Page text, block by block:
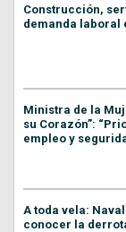
Construcción,
demanda laboral
Ministra de la
su Corazón”:
empleo y
A toda vela:
conocer la